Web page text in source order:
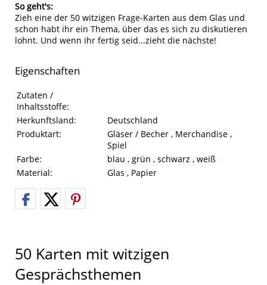
So geht's:
Zieh eine der 50 witzigen Frage-Karten aus dem Glas und
schon habt ihr ein Thema, über das es sich zu diskutieren
lohnt. Und wenn ihr fertig seid...zieht die nächste!
Eigenschaften
Eigenschaften des Produkts
Eigenschaft
Zutaten /
Inhaltsstoffe:
Herkunftsland:
Deutschland
Produktart:
Gläser / Becher , Merchandise ,
Spiel
Farbe:
blau , grün , schwarz , weiß
Material:
Glas , Papier
50 Karten mit witzigen
Gesprächsthemen